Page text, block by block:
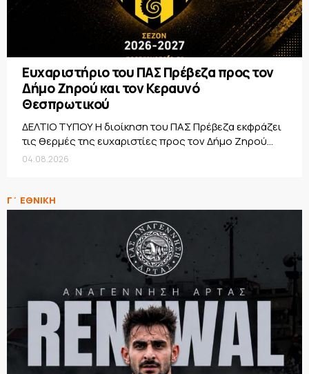
Ευχαριστήριο του ΠΑΣ Πρέβεζα προς τον
Δήμο Ζηρού και τον Κεραυνό
Θεσπρωτικού
ΔΕΛΤΙΟ ΤΥΠΟΥ Η διοίκηση του ΠΑΣ Πρέβεζα εκφράζει
τις θερμές της ευχαριστίες προς τον Δήμο Ζηρού...
04.08.2026
Γ΄ ΕΘΝΙΚΗ